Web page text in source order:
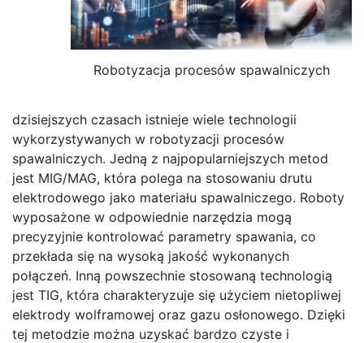
Robotyzacja procesów spawalniczych
dzisiejszych czasach istnieje wiele technologii
wykorzystywanych w robotyzacji procesów
spawalniczych. Jedną z najpopularniejszych metod
jest MIG/MAG, która polega na stosowaniu drutu
elektrodowego jako materiału spawalniczego. Roboty
wyposażone w odpowiednie narzędzia mogą
precyzyjnie kontrolować parametry spawania, co
przekłada się na wysoką jakość wykonanych
połączeń. Inną powszechnie stosowaną technologią
jest TIG, która charakteryzuje się użyciem nietopliwej
elektrody wolframowej oraz gazu osłonowego. Dzięki
tej metodzie można uzyskać bardzo czyste i